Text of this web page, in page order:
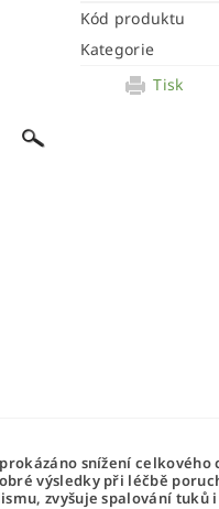
Kód produktu
Kategorie
Tisk
snížení celkového
výsledky při léčbě
zvyšuje spalování tuků